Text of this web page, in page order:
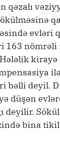
qəzalı
evləri
163 nömrəli
kirayə
bəlli deyil.
düşən
deyilir.
bina